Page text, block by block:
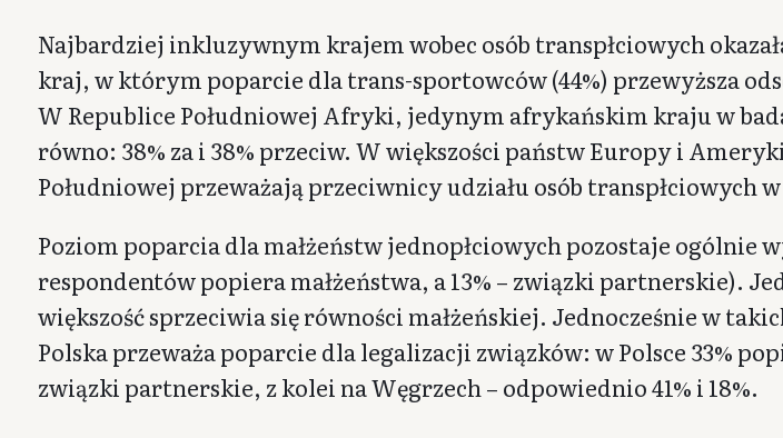
Najbardziej inkluzywnym krajem wobec osób transpłciowych
kraj, w którym poparcie dla trans-sportowców (44%) przewyższa
W Republice Południowej Afryki, jedynym afrykańskim kraju w
równo: 38% za i 38% przeciw. W większości państw Europy i
Południowej przeważają przeciwnicy udziału osób transpłciowych
Poziom poparcia dla małżeństw jednopłciowych pozostaje ogólnie
respondentów popiera małżeństwa, a 13% – związki partnerskie).
większość sprzeciwia się równości małżeńskiej. Jednocześnie w
Polska przeważa poparcie dla legalizacji związków: w Polsce 33%
związki partnerskie, z kolei na Węgrzech – odpowiednio 41% i 18%.